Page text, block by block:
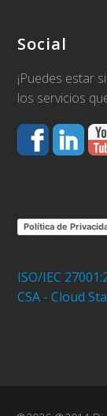
Social
¡Puedes estar
los servicios
Política de
ISO/IEC
CSA - Cloud